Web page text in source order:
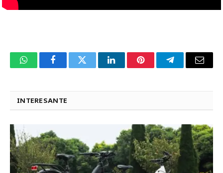
WhatsAppFacebookTwitter LinkedInPinterestTelegram
INTERESANTE